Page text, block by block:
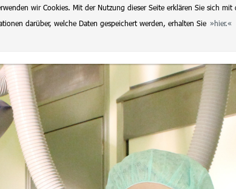
wir Cookies. Mit der Nutzung dieser Seite erklären Sie sich mit
darüber, welche Daten gespeichert werden, erhalten Sie
hier.
Ausbildung